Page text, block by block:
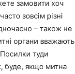
замовити хоч
зовсім різні
– також не
органи вважають
туди
буде, якщо митна